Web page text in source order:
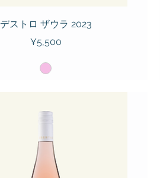
デストロ ザウラ 2023
Price
¥5,500